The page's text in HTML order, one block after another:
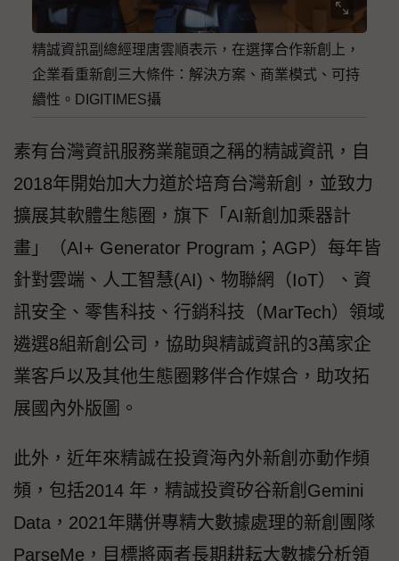
精誠資訊副總經理唐雲順表示，在選擇合作新創上，
企業看重新創三大條件：解決方案、商業模式、可持
續性。DIGITIMES攝
素有台灣資訊服務業龍頭之稱的精誠資訊，自
2018年開始加大力道於培育台灣新創，並致力
擴展其軟體生態圈，旗下「AI新創加乘器計
畫」（AI+ Generator Program；AGP）每年皆
針對雲端、人工智慧(AI)、物聯網（IoT）、資
訊安全、零售科技、行銷科技（MarTech）領域
遴選8組新創公司，協助與精誠資訊的3萬家企
業客戶以及其他生態圈夥伴合作媒合，助攻拓
展國內外版圖。
此外，近年來精誠在投資海內外新創亦動作頻
頻，包括2014 年，精誠投資矽谷新創Gemini
Data，2021年購併專精大數據處理的新創團隊
ParseMe，目標將兩者長期耕耘大數據分析領